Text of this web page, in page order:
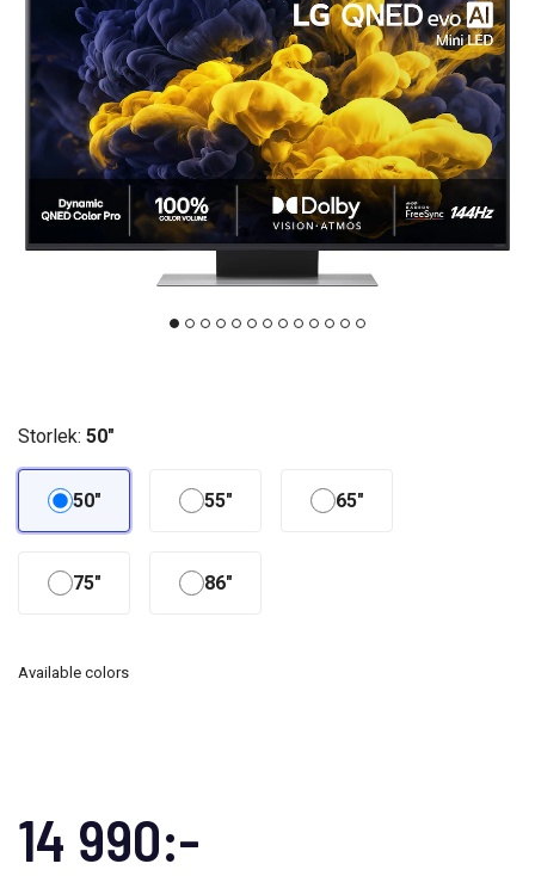
14 990:-
Storlek: 50"
50" 55" 65"
75" 86"
Available colors